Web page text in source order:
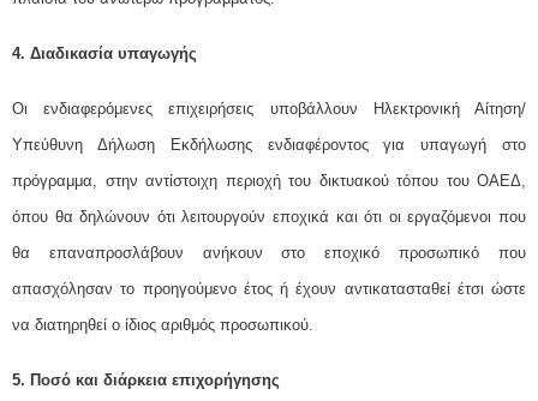
4. Διαδικασία υπαγωγής
Οι ενδιαφερόμενες επιχειρήσεις υποβάλλουν Ηλεκτρονική Αίτηση/
Υπεύθυνη Δήλωση Εκδήλωσης ενδιαφέροντος για υπαγωγή στο
πρόγραμμα, στην αντίστοιχη περιοχή του δικτυακού τόπου του ΟΑΕΔ,
όπου θα δηλώνουν ότι λειτουργούν εποχικά και ότι οι εργαζόμενοι που
θα επαναπροσλάβουν ανήκουν στο εποχικό προσωπικό που
απασχόλησαν το προηγούμενο έτος ή έχουν αντικατασταθεί έτσι ώστε
να διατηρηθεί ο ίδιος αριθμός προσωπικού.
5. Ποσό και διάρκεια επιχορήγησης